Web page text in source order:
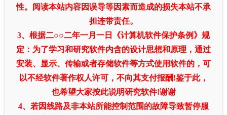
性。阅读本站内容因误导等因素而造成的损失本站不承
担连带责任。
3、根据二○○二年一月一日《计算机软件保护条例》规
定：为了学习和研究软件内含的设计思想和原理，通过
安装、显示、传输或者存储软件等方式使用软件的，可
以不经软件著作权人许可，不向其支付报酬!鉴于此，
也希望大家按此说明研究软件!谢谢
4、若因线路及非本站所能控制范围的故障导致暂停服